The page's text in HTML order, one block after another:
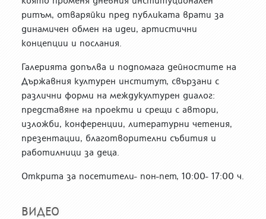
ритъм, отваряйки пред публиката врати за
динамичен обмен на идеи, артистични
концепции и послания.
Галерията допълва и подпомага дейностите на
Държавния културен институт, свързани с
различни форми на междукултурен диалог:
представяне на проекти и срещи с автори,
изложби, конференции, литературни четения,
презентации, благотворителни събития и
работилници за деца.
Открита за посетители- пон-пет, 10:00- 17:00 ч.
ВИДЕО